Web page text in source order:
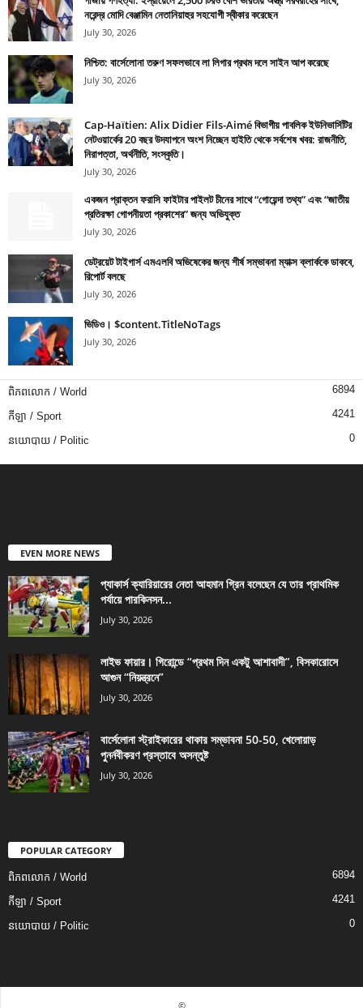
নরেন্দ্র মোদি বেঞ্জামিন নেতানিয়াহুর সহযোগী স্বীকার করেছেন
July 30, 2026
নিশ্চিত: বার্সেলোনা তরুণ সফলভাবে লা লিগার প্রথম দলে সাইন আপ করেছে
July 30, 2026
Cap-Haïtien: Alix Didier Fils-Aimé বিভাগীয় পাবলিক ইউনিভার্সিটির
নেটওয়ার্কের 20 বছর উদযাপনে অংশ নিচ্ছেন হাইতি থেকে সর্বশেষ খবর: রাজনীতি,
নিরাপত্তা, অর্থনীতি, সংস্কৃতি।
July 30, 2026
একজন প্রাক্তন ফরাসি ফাইটার পাইলট চীনের সাথে “গোয়েন্দা তথ্য” এবং “জাতীয়
প্রতিরক্ষা গোপনীয়তা প্রকাশের” জন্য অভিযুক্ত
July 30, 2026
ডেট্রয়েট টাইগার্স এমএলবি অভিষেকের জন্য শীর্ষ সম্ভাবনা ম্যাক্স ক্লার্ককে ডাকবে,
রিপোর্ট বলছে
July 30, 2026
ভিডিও। $content.TitleNoTags
July 30, 2026
ពិភពលោក / World 6894
កីឡា / Sport 4241
នយោបាយ / Politic 0
EVEN MORE NEWS
প্যাকার্স ক্যারিয়ারের নেতা আহমান গ্রিন বলেছেন যে তার প্রাথমিক
পর্যায়ে পারকিনসন...
July 30, 2026
লাইভ ফায়ার। গিরোন্ডে “প্রথম দিন একটু আশাবাদী”, বিসকারোসে
আগুন “নিয়ন্ত্রনে”
July 30, 2026
বার্সেলোনা স্ট্রাইকারের থাকার সম্ভাবনা 50-50, খেলোয়াড়
পুনর্নবীকরণ প্রস্তাবে অসন্তুষ্ট
July 30, 2026
POPULAR CATEGORY
ពិភពលោក / World 6894
កីឡា / Sport 4241
នយោបាយ / Politic 0
©